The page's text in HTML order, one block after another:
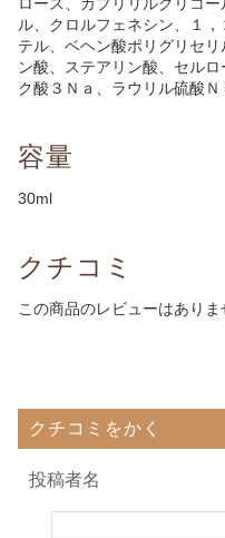
ル、クロルフェネシン、１
テル、ベヘン酸ポリグリセ
ン酸、ステアリン酸、セル
ク酸３Ｎａ、ラウリル硫酸Ｎ
容量
30ml
クチコミ
この商品のレビューはありま
クチコミをかく
投稿者名